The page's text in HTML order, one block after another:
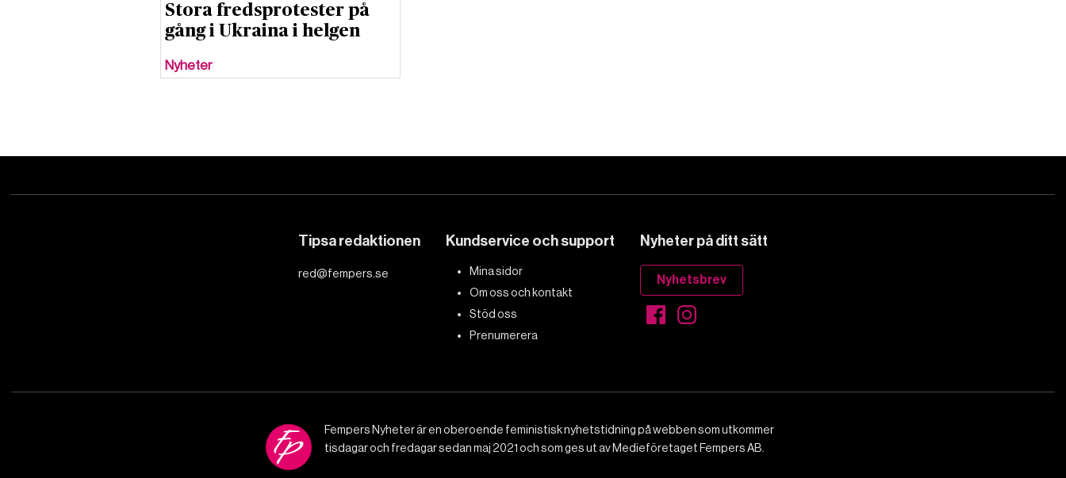
Stora fredsprotester på
gång i Ukraina i helgen
Nyheter
Tipsa redaktionen
red@fempers.se
Kundservice och support
Mina sidor
Om oss och kontakt
Stöd oss
Prenumerera
Nyheter på ditt sätt
Nyhetsbrev
Fempers Nyheter är en oberoende feministisk nyhetstidning på webben som utkommer
tisdagar och fredagar sedan maj 2021 och som ges ut av Medieföretaget Fempers AB.